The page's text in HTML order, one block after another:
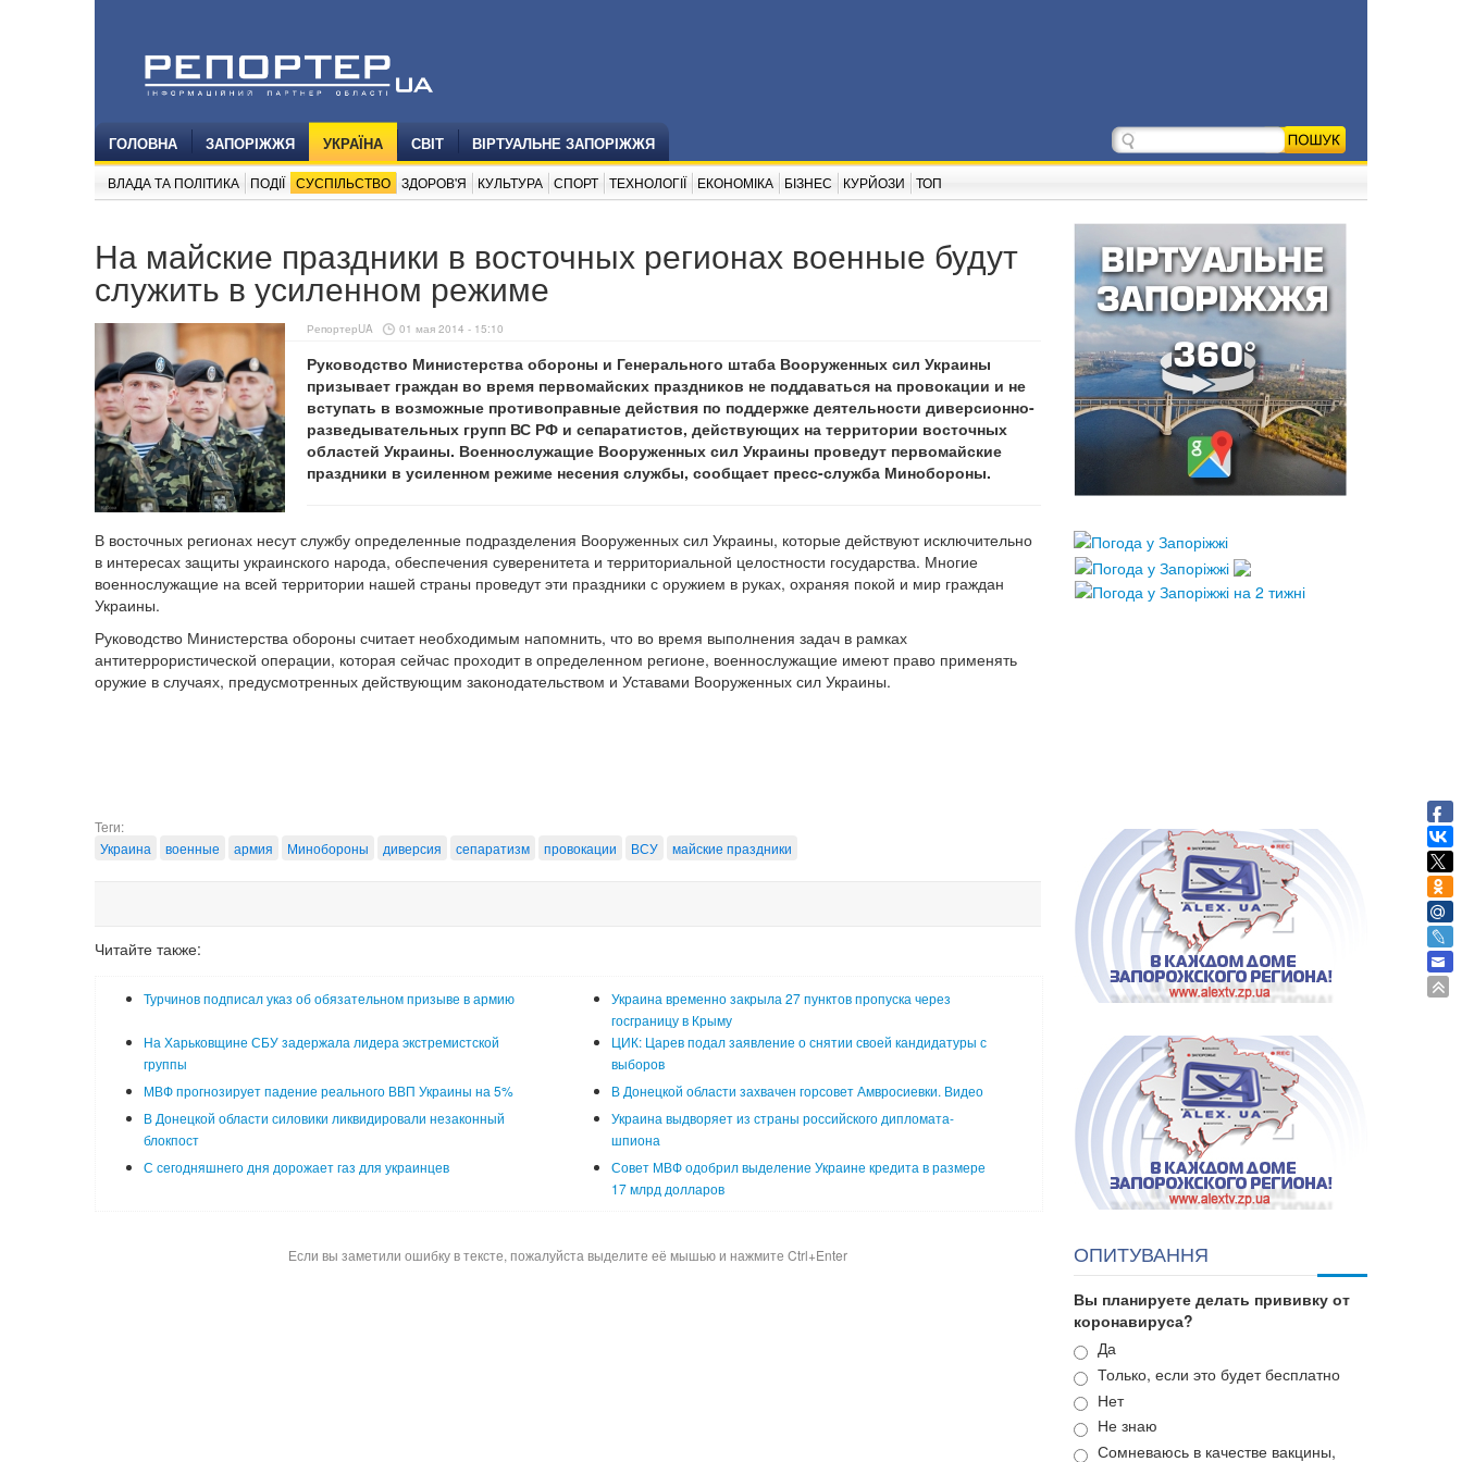
ГОЛОВНА ЗАПОРІЖЖЯ УКРАЇНА СВІТ ВІРТУАЛЬНЕ ЗАПОРІЖЖЯ
ВЛАДА ТА ПОЛІТИКА ПОДІЇ СУСПІЛЬСТВО ЗДОРОВ'Я КУЛЬТУРА СПОРТ ТЕХНОЛОГІЇ ЕКОНОМІКА БІЗНЕС КУРЙОЗИ ТОП
На майские праздники в восточных регионах военные будут
служить в усиленном режиме
РепортерUA 01 мая 2014 - 15:10
Руководство Министерства обороны и Генерального штаба Вооруженных сил Украины
призывает граждан во время первомайских праздников не поддаваться на провокации и не
вступать в возможные противоправные действия по поддержке деятельности диверсионно-
разведывательных групп ВС РФ и сепаратистов, действующих на территории восточных
областей Украины. Военнослужащие Вооруженных сил Украины проведут первомайские
праздники в усиленном режиме несения службы, сообщает пресс-служба Минобороны.
В восточных регионах несут службу определенные подразделения Вооруженных сил Украины, которые действуют исключительно
в интересах защиты украинского народа, обеспечения суверенитета и территориальной целостности государства. Многие
военнослужащие на всей территории нашей страны проведут эти праздники с оружием в руках, охраняя покой и мир граждан
Украины.
Руководство Министерства обороны считает необходимым напомнить, что во время выполнения задач в рамках
антитеррористической операции, которая сейчас проходит в определенном регионе, военнослужащие имеют право применять
оружие в случаях, предусмотренных действующим законодательством и Уставами Вооруженных сил Украины.
Теги:
Украина
военные армия Минобороны диверсия сепаратизм провокации ВСУ майские праздники
Читайте также:
Турчинов подписал указ об обязательном призыве в армию
Украина временно закрыла 27 пунктов пропуска через
госграницу в Крыму
На Харьковщине СБУ задержала лидера экстремистской
группы
ЦИК: Царев подал заявление о снятии своей кандидатуры с
выборов
МВФ прогнозирует падение реального ВВП Украины на 5%
В Донецкой области захвачен горсовет Амвросиевки. Видео
В Донецкой области силовики ликвидировали незаконный
блокпост
Украина выдворяет из страны российского дипломата-
шпиона
С сегодняшнего дня дорожает газ для украинцев
Совет МВФ одобрил выделение Украине кредита в размере
17 млрд долларов
Если вы заметили ошибку в тексте, пожалуйста выделите её мышью и нажмите Ctrl+Enter ОПИТУВАННЯ
Вы планируете делать прививку от
коронавируса?
Варианты
Да
Только, если это будет бесплатно
Нет
Не знаю
Сомневаюсь в качестве вакцины,